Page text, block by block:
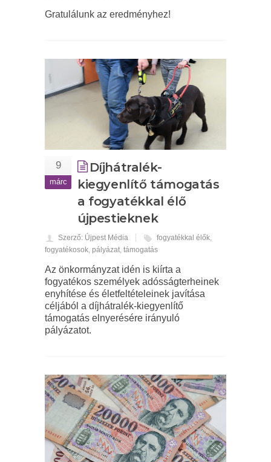
Gratulálunk az eredményhez!
9
márc
Díjhátralék-
kiegyenlítő támogatás
a fogyatékkal élő
újpestieknek
Szerző: Újpest Média fogyatékkal élők,
fogyatékosok, pályázat, támogatás
Az önkormányzat idén is kiírta a
fogyatékos személyek adósságterheinek
enyhítése és életfeltételeinek javítása
céljából a díjhátralék-kiegyenlítő
támogatás elnyerésére irányuló
pályázatot.